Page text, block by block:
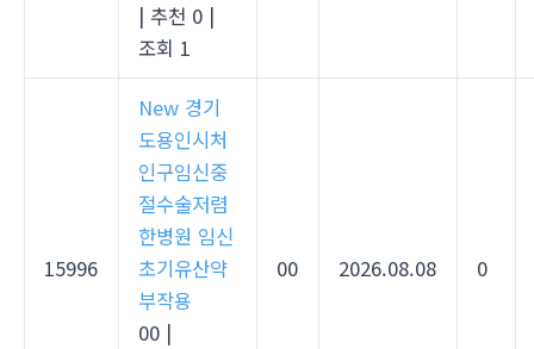
| 추천 0 |
조회 1
15996
New 경기
도용인시처
인구임신중
절수술저렴
한병원 임신
초기유산약
부작용
00 |
00 2026.08.08 0